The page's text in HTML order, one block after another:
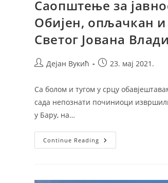
Саопштење за
Обијен, опљачкан
Светог Јована
PostДејан Вукић
Post23. мај 2021.
Са болом и тугом у срцу
сада непознати починиоци
у Бару, на…
Continue Reading Саопштење
За